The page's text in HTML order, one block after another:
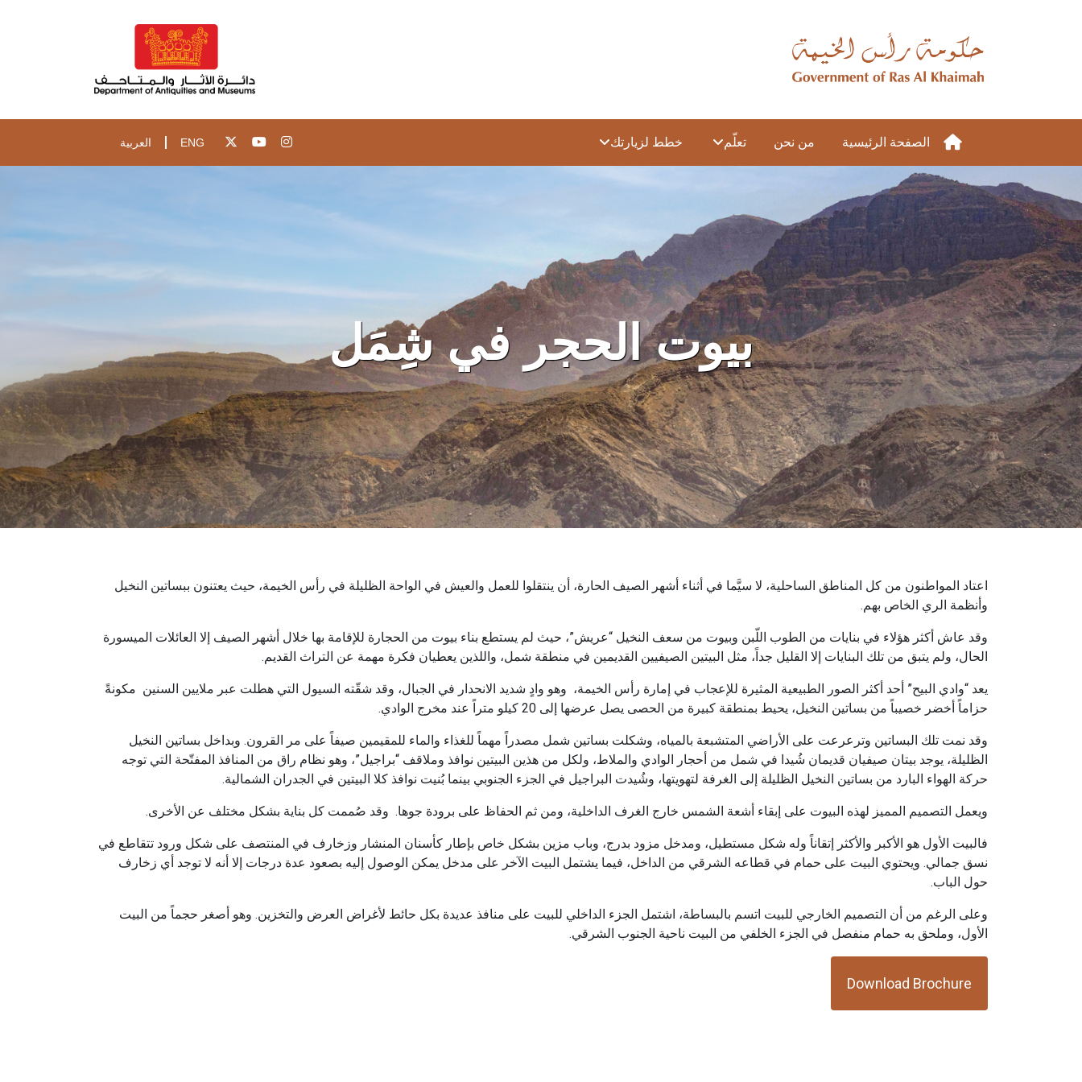
الصفحة الرئيسية من نحن تعلّم خطط لزيارتك ENG العربية
بيوت الحجر في شِمَل
اعتاد المواطنون من كل المناطق الساحلية، لا سيَّما في أثناء أشهر الصيف الحارة، أن ينتقلوا للعمل والعيش في الواحة الظليلة في رأس الخيمة، حيث يعتنون ببساتين النخيل
وأنظمة الري الخاص بهم.
وقد عاش أكثر هؤلاء في بنايات من الطوب اللّبن وبيوت من سعف النخيل “عريش”، حيث لم يستطع بناء بيوت من الحجارة للإقامة بها خلال أشهر الصيف إلا العائلات الميسورة
الحال، ولم يتبق من تلك البنايات إلا القليل جداً، مثل البيتين الصيفيين القديمين في منطقة شمل، واللذين يعطيان فكرة مهمة عن التراث القديم.
يعد “وادي البيح” أحد أكثر الصور الطبيعية المثيرة للإعجاب في إمارة رأس الخيمة، وهو وادٍ شديد الانحدار في الجبال، وقد شقّته السيول التي هطلت عبر ملايين السنين مكونةً
حزاماً أخضر خصيباً من بساتين النخيل، يحيط بمنطقة كبيرة من الحصى يصل عرضها إلى 20 كيلو متراً عند مخرج الوادي.
وقد نمت تلك البساتين وترعرعت على الأراضي المتشبعة بالمياه، وشكلت بساتين شمل مصدراً مهماً للغذاء والماء للمقيمين صيفاً على مر القرون. وبداخل بساتين النخيل
الظليلة، يوجد بيتان صيفيان قديمان شُيدا في شمل من أحجار الوادي والملاط، ولكل من هذين البيتين نوافذ وملاقف “براجيل”، وهو نظام راق من المنافذ المفتّحة التي توجه
حركة الهواء البارد من بساتين النخيل الظليلة إلى الغرفة لتهويتها، وشُيدت البراجيل في الجزء الجنوبي بينما بُنيت نوافذ كلا البيتين في الجدران الشمالية.
ويعمل التصميم المميز لهذه البيوت على إبقاء أشعة الشمس خارج الغرف الداخلية، ومن ثم الحفاظ على برودة جوها. وقد صُممت كل بناية بشكل مختلف عن الأخرى.
فالبيت الأول هو الأكبر والأكثر إتقاناً وله شكل مستطيل، ومدخل مزود بدرج، وباب مزين بشكل خاص بإطار كأسنان المنشار وزخارف في المنتصف على شكل ورود تتقاطع في
نسق جمالي. ويحتوي البيت على حمام في قطاعه الشرقي من الداخل، فيما يشتمل البيت الآخر على مدخل يمكن الوصول إليه بصعود عدة درجات إلا أنه لا توجد أي زخارف
حول الباب.
وعلى الرغم من أن التصميم الخارجي للبيت اتسم بالبساطة، اشتمل الجزء الداخلي للبيت على منافذ عديدة بكل حائط لأغراض العرض والتخزين. وهو أصغر حجماً من البيت
الأول، وملحق به حمام منفصل في الجزء الخلفي من البيت ناحية الجنوب الشرقي.
Download Brochure